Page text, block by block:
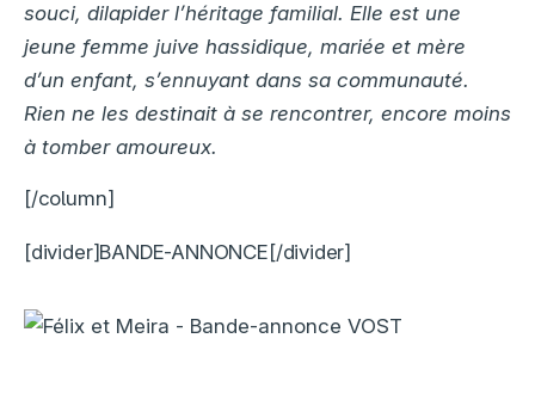
souci, dilapider l’héritage familial. Elle est une
jeune femme juive hassidique, mariée et mère
d’un enfant, s’ennuyant dans sa communauté.
Rien ne les destinait à se rencontrer, encore moins
à tomber amoureux.
[/column]
[divider]BANDE-ANNONCE[/divider]